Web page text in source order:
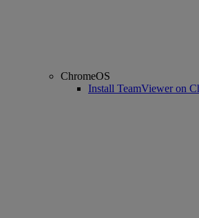
ChromeOS
Install TeamViewer on